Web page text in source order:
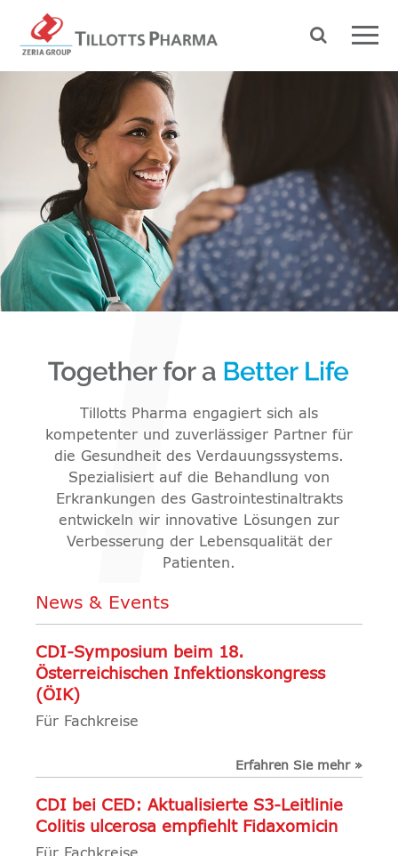
Tillotts Pharma engagiert sich als
kompetenter und zuverlässiger Partner für
die Gesundheit des Verdauungssystems.
Spezialisiert auf die Behandlung von
Erkrankungen des Gastrointestinaltrakts
entwickeln wir innovative Lösungen zur
Verbesserung der Lebensqualität der
Patienten.
News & Events
CDI-Symposium beim 18.
Österreichischen Infektionskongress
(ÖIK)
Für Fachkreise
Erfahren Sie mehr »
CDI bei CED: Aktualisierte S3-Leitlinie
Colitis ulcerosa empfiehlt Fidaxomicin